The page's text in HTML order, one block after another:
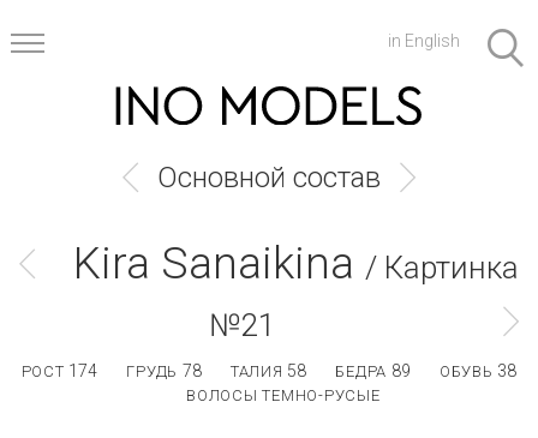
in English
Основной состав
Kira Sanaikina / Картинка
№21
РОСТ 174 ГРУДЬ 78 ТАЛИЯ 58 БЕДРА 89 ОБУВЬ 38
ВОЛОСЫ ТЕМНО-РУСЫЕ